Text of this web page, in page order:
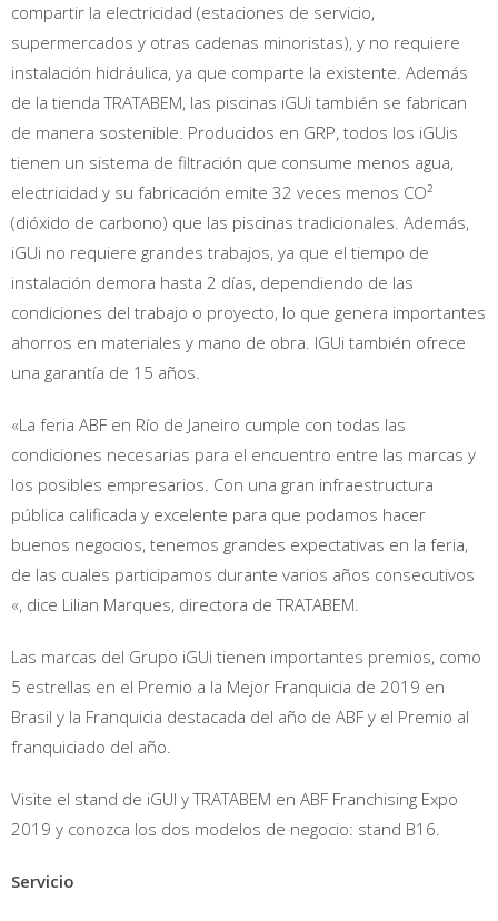
compartir la electricidad (estaciones de servicio,
supermercados y otras cadenas minoristas), y no requiere
instalación hidráulica, ya que comparte la existente. Además
de la tienda TRATABEM, las piscinas iGUi también se fabrican
de manera sostenible. Producidos en GRP, todos los iGUis
tienen un sistema de filtración que consume menos agua,
electricidad y su fabricación emite 32 veces menos CO²
(dióxido de carbono) que las piscinas tradicionales. Además,
iGUi no requiere grandes trabajos, ya que el tiempo de
instalación demora hasta 2 días, dependiendo de las
condiciones del trabajo o proyecto, lo que genera importantes
ahorros en materiales y mano de obra. IGUi también ofrece
una garantía de 15 años.
«La feria ABF en Río de Janeiro cumple con todas las
condiciones necesarias para el encuentro entre las marcas y
los posibles empresarios. Con una gran infraestructura
pública calificada y excelente para que podamos hacer
buenos negocios, tenemos grandes expectativas en la feria,
de las cuales participamos durante varios años consecutivos
«, dice Lilian Marques, directora de TRATABEM.
Las marcas del Grupo iGUi tienen importantes premios, como
5 estrellas en el Premio a la Mejor Franquicia de 2019 en
Brasil y la Franquicia destacada del año de ABF y el Premio al
franquiciado del año.
Visite el stand de iGUI y TRATABEM en ABF Franchising Expo
2019 y conozca los dos modelos de negocio: stand B16.
Servicio